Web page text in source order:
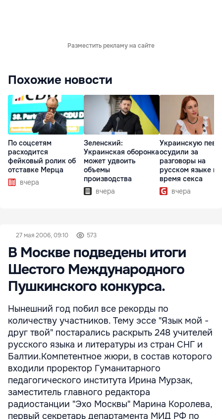
Разместить рекламу на сайте
Похожие новости
По соцсетям
расходится
фейковый ролик об
отставке Мерца
вчера
Зеленский:
Украинская оборонка
может удвоить
объемы
производства
вчера
Украинскую
осудили за
разговоры на
русском языке во
время секса
вчера
27 мая 2006, 09:10 573
В Москве подведены итоги
Шестого Международного
Пушкинского конкурса.
Нынешний год побил все рекорды по
количеству участников. Тему эссе "Язык мой -
друг твой" постарались раскрыть 248 учителей
русского языка и литературы из стран СНГ и
Балтии.Компетентное жюри, в состав которого
входили проректор Гуманитарного
педагогического института Ирина Мурзак,
заместитель главного редактора
радиостанции "Эхо Москвы" Марина Королева,
первый секретарь департамента МИД РФ по